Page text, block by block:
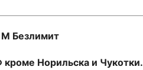
Безлимит
Норильска и Чукотки.